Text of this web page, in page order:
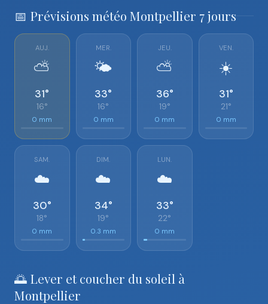
📅 Prévisions météo Montpellier 7 jours
AUJ.
⛅
31°
16°
0 mm
MER.
🌤️
33°
16°
0 mm
JEU.
⛅
36°
19°
0 mm
VEN.
☀️
31°
21°
0 mm
SAM.
☁️
30°
18°
0 mm
DIM.
☁️
34°
19°
0.3 mm
LUN.
☁️
33°
22°
0 mm
🌅 Lever et coucher du soleil à
Montpellier